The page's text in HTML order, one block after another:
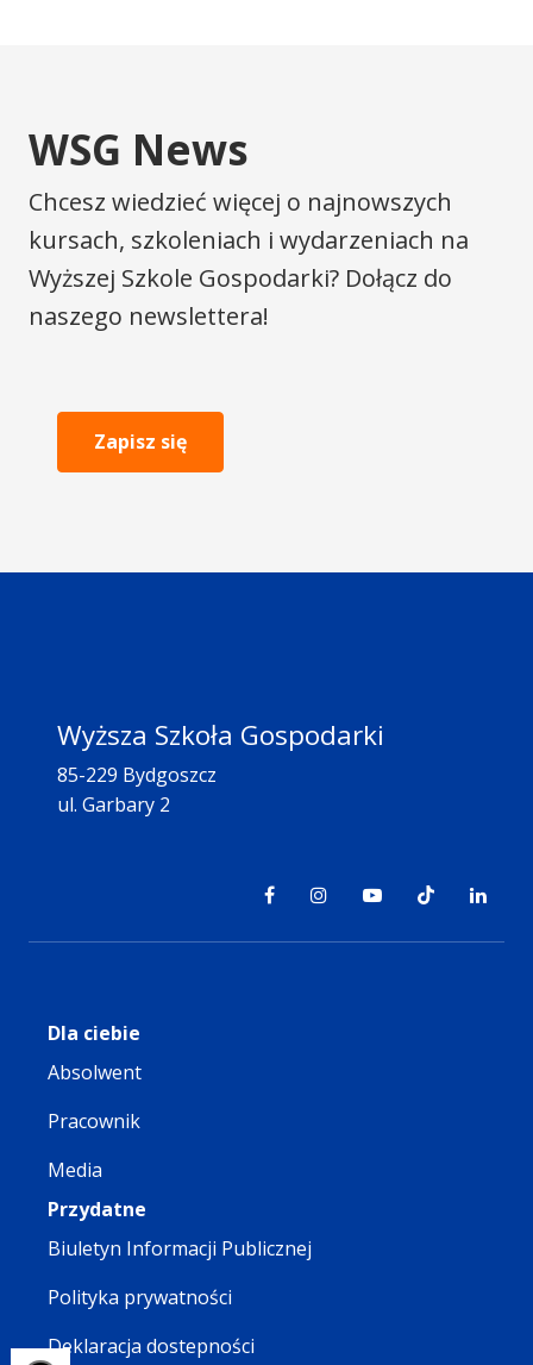
WSG News
Chcesz wiedzieć więcej o najnowszych
kursach, szkoleniach i wydarzeniach na
Wyższej Szkole Gospodarki? Dołącz do
naszego newslettera!
Zapisz się
Wyższa Szkoła Gospodarki
85-229 Bydgoszcz
ul. Garbary 2
Dla ciebie
Absolwent
Pracownik
Media
Przydatne
Biuletyn Informacji Publicznej
Polityka prywatności
Deklaracja dostepności